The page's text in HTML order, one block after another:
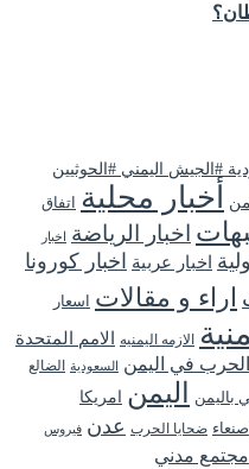
#الجيش اليمني #الحوثيين
أخبار محلية
اتفاق
اخبار الرياضة اخبار
اخبار عربية اخبار كورونا
اراء و مقالات اسعار
الازمه اليمنيه الامم المتحدة
الحرب في اليمن السعودية الضالع
باليمن اليمن امريكا
صنعاء ضحايا الحرب عدن فيروس
مجتمع مدني